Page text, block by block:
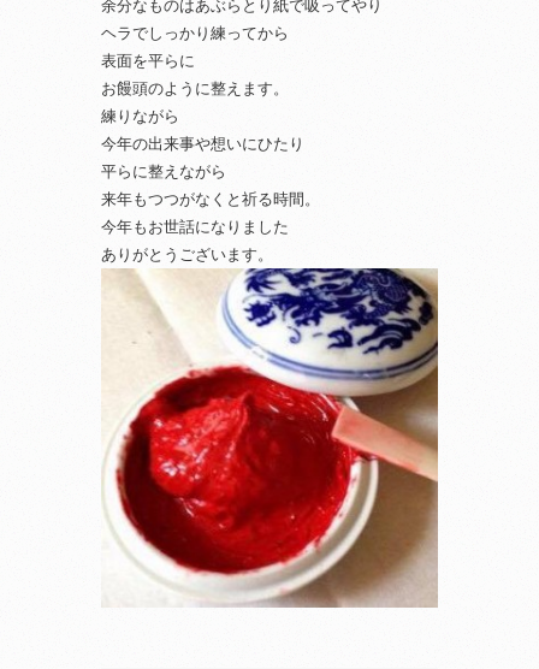
余分なものはあぶらとり紙で吸ってやり
ヘラでしっかり練ってから
表面を平らに
お饅頭のように整えます。
練りながら
今年の出来事や想いにひたり
平らに整えながら
来年もつつがなくと祈る時間。
今年もお世話になりました
ありがとうございます。